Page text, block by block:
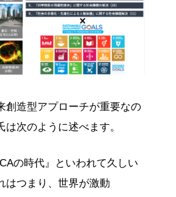
創造型アプローチが重要なの
次のように述べます。
の時代』といわれて久しい
はつまり、世界が激動